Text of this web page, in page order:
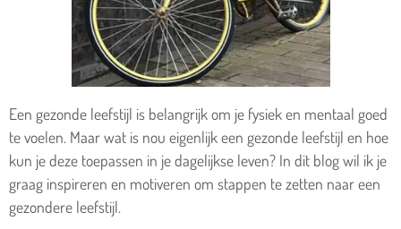
Een gezonde leefstijl is belangrijk om je fysiek en mentaal goed
te voelen. Maar wat is nou eigenlijk een gezonde leefstijl en hoe
kun je deze toepassen in je dagelijkse leven? In dit blog wil ik je
graag inspireren en motiveren om stappen te zetten naar een
gezondere leefstijl.